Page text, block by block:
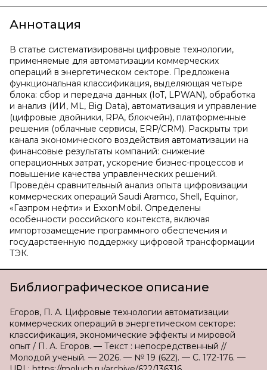
Аннотация
В статье систематизированы цифровые технологии,
применяемые для автоматизации коммерческих
операций в энергетическом секторе. Предложена
функциональная классификация, выделяющая четыре
блока: сбор и передача данных (IoT, LPWAN), обработка
и анализ (ИИ, ML, Big Data), автоматизация и управление
(цифровые двойники, RPA, блокчейн), платформенные
решения (облачные сервисы, ERP/CRM). Раскрыты три
канала экономического воздействия автоматизации на
финансовые результаты компаний: снижение
операционных затрат, ускорение бизнес-процессов и
повышение качества управленческих решений.
Проведён сравнительный анализ опыта цифровизации
коммерческих операций Saudi Aramco, Shell, Equinor,
«Газпром нефти» и ExxonMobil. Определены
особенности российского контекста, включая
импортозамещение программного обеспечения и
государственную поддержку цифровой трансформации
ТЭК.
Библиографическое описание
Егоров, П. А. Цифровые технологии автоматизации
коммерческих операций в энергетическом секторе:
классификация, экономические эффекты и мировой
опыт / П. А. Егоров. — Текст : непосредственный //
Молодой ученый. — 2026. — № 19 (622). — С. 172-176. —